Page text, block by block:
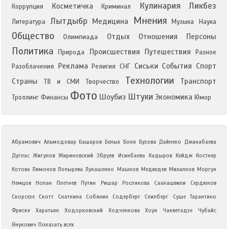
Коррупция Косметичка Криминал Кулинария Ликбез
Литература Лытдыбр Медицина Мнения Музыка Наука
Общество Олимпиада Отдых Отношения Персоны
Политика Природа Происшествия Путешествия
Разное
Разоблачения
Реклама Религия СНГ Сиськи События Спорт
Страны
ТВ и СМИ Творчество Технологии Транспорт
Троллинг Финансы Фото Шоубиз Штуки Экономика Юмор
Абрамович Альмодовар Башаров Белых Боня Бузова Дайнеко Джанабаева
Дуглас Жигунов Жириновский Збруев Исинбаева Кадыров Кейдж Костнер
Котова Лимонов Лопырева Лукашенко Машков Медведев Михалков Моргун
Немцов
Нолан Плетнев Путин Ришар Рослякова Саакашвили
Сердюков
Скорсезе
Скотт Снаткина Собянин Содерберг Спилберг Суше Тарантино
Фриске
Харатьян Ходорковский Ходченкова Хоун Чакветадзе
Чубайс
Янукович Показать всех